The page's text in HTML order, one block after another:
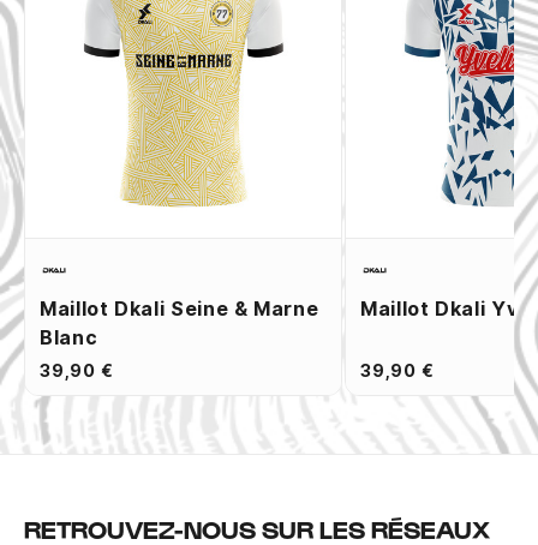
Maillot Dkali Seine & Marne
Blanc
39,90 €
Maillot Dkali
39,90 €
RETROUVEZ-NOUS SUR LES RÉSEAUX